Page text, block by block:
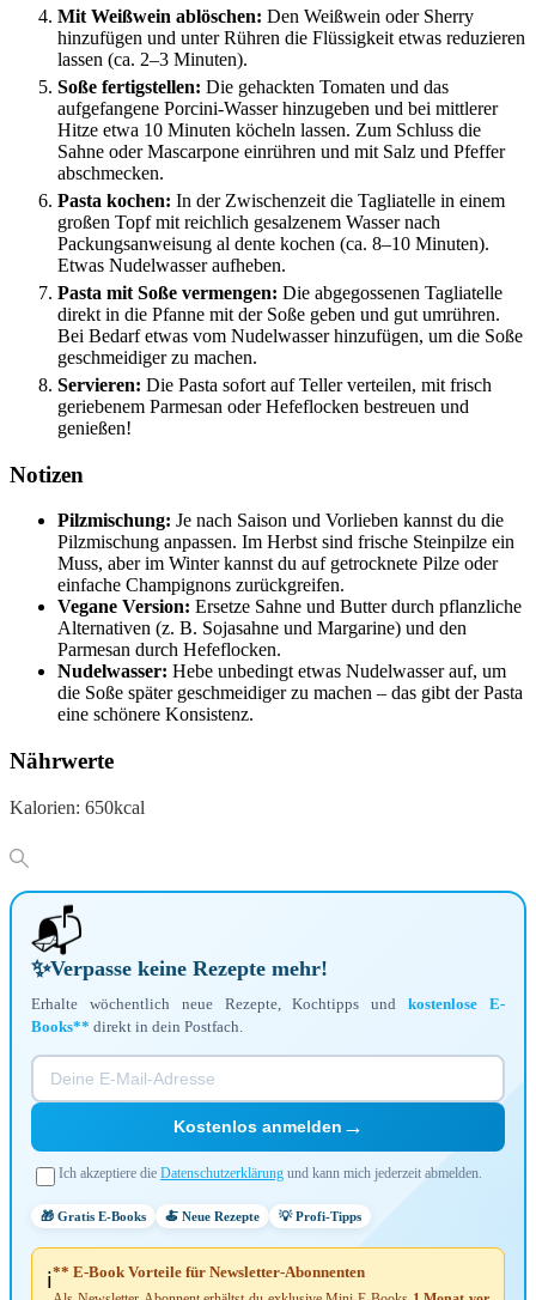
Mit Weißwein ablöschen: Den Weißwein oder Sherry
hinzufügen und unter Rühren die Flüssigkeit etwas reduzieren
lassen (ca. 2–3 Minuten).
Soße fertigstellen: Die gehackten Tomaten und das
aufgefangene Porcini-Wasser hinzugeben und bei mittlerer
Hitze etwa 10 Minuten köcheln lassen. Zum Schluss die
Sahne oder Mascarpone einrühren und mit Salz und Pfeffer
abschmecken.
Pasta kochen: In der Zwischenzeit die Tagliatelle in einem
großen Topf mit reichlich gesalzenem Wasser nach
Packungsanweisung al dente kochen (ca. 8–10 Minuten).
Etwas Nudelwasser aufheben.
Pasta mit Soße vermengen: Die abgegossenen Tagliatelle
direkt in die Pfanne mit der Soße geben und gut umrühren.
Bei Bedarf etwas vom Nudelwasser hinzufügen, um die Soße
geschmeidiger zu machen.
Servieren: Die Pasta sofort auf Teller verteilen, mit frisch
geriebenem Parmesan oder Hefeflocken bestreuen und
genießen!
Notizen
Pilzmischung: Je nach Saison und Vorlieben kannst du die
Pilzmischung anpassen. Im Herbst sind frische Steinpilze ein
Muss, aber im Winter kannst du auf getrocknete Pilze oder
einfache Champignons zurückgreifen.
Vegane Version: Ersetze Sahne und Butter durch pflanzliche
Alternativen (z. B. Sojasahne und Margarine) und den
Parmesan durch Hefeflocken.
Nudelwasser: Hebe unbedingt etwas Nudelwasser auf, um
die Soße später geschmeidiger zu machen – das gibt der Pasta
eine schönere Konsistenz.
Nährwerte
Kalorien: 650kcal
📬
✨Verpasse keine Rezepte mehr!
Erhalte wöchentlich neue Rezepte, Kochtipps undkostenlose E-
Books** direkt in dein Postfach.
Kostenlos anmelden →
Ich akzeptiere die Datenschutzerklärung und kann mich jederzeit abmelden.
🎁 Gratis E-Books 🍝 Neue Rezepte 💡 Profi-Tipps
ℹ️** E-Book Vorteile für Newsletter-Abonnenten